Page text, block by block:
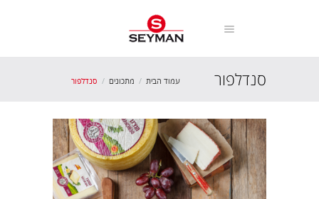
סנדלפור עמוד הבית מתכונים סנדלפור